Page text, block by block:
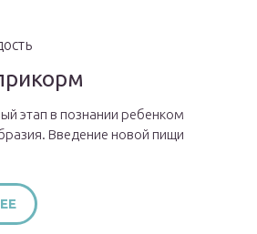
этап в познании ребенком
Введение новой пищи